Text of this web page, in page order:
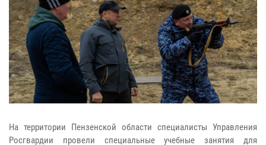
На территории Пензенской области специалисты Управления
Росгвардии провели специальные учебные занятия для